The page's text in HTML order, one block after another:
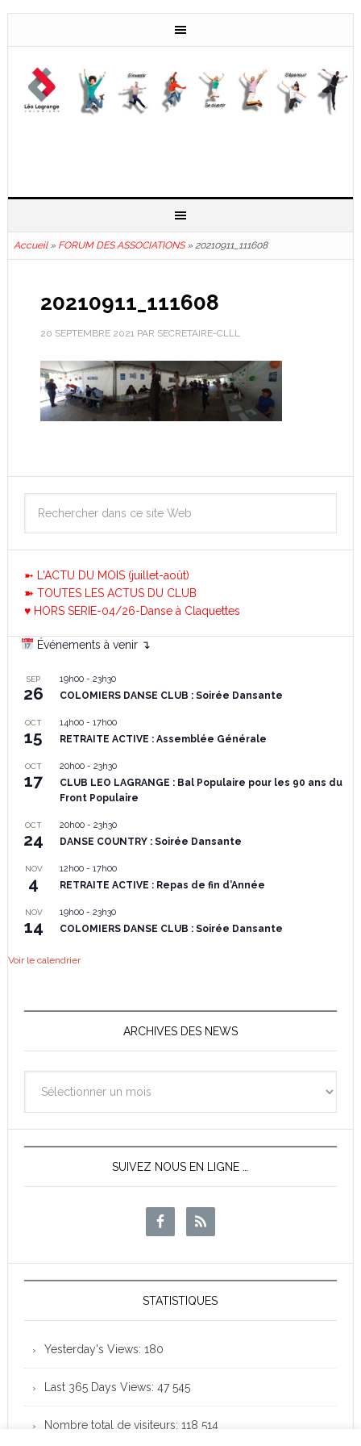
Accueil» FORUM DES ASSOCIATIONS» 20210911_111608
20210911_111608
20 SEPTEMBRE 2021PAR SECRETAIRE-CLLL
➼ L'ACTU DU MOIS (juillet-août)
➽ TOUTES LES ACTUS DU CLUB
♥ HORS SERIE-04/26-Danse à Claquettes
Événements à venir ↴
SEP
26
19h00- 23h30
COLOMIERS DANSE CLUB : Soirée Dansante
OCT
15
14h00- 17h00
RETRAITE ACTIVE : Assemblée Générale
OCT
17
20h00- 23h30
CLUB LEO LAGRANGE : Bal Populaire pour les 90 ans du
Front Populaire
OCT
24
20h00- 23h30
DANSE COUNTRY : Soirée Dansante
NOV
4
12h00- 17h00
RETRAITE ACTIVE : Repas de fin d’Année
NOV
14
19h00- 23h30
COLOMIERS DANSE CLUB : Soirée Dansante
Voir le calendrier
ARCHIVES DES NEWS
des
News
SUIVEZ NOUS EN LIGNE …
STATISTIQUES
Yesterday's Views: 180
Last 365 Days Views: 47 545
Nombre total de visiteurs: 118 514